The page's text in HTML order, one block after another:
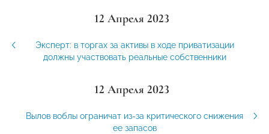
12 Апреля 2023
Эксперт: в торгах за активы в ходе приватизации
должны участвовать реальные собственники
12 Апреля 2023
Вылов воблы ограничат из-за критического снижения
ее запасов